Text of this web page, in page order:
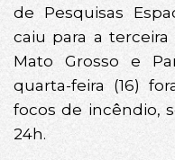
de Pesquisas
caiu para a
Mato Grosso e
quarta-feira (16)
focos de incêndio,
24h.